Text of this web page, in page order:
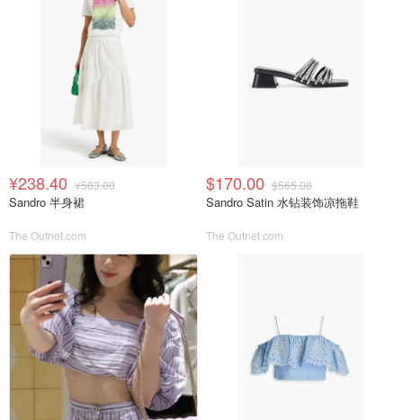
¥238.40 ¥583.00
Sandro 半身裙
The Outnet.com
$170.00 $565.00
Sandro Satin 水钻装饰凉拖鞋
The Outnet.com